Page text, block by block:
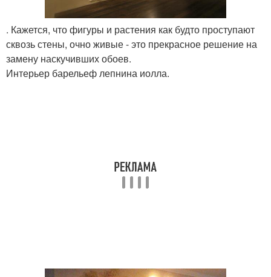
. Кажется, что фигуры и растения как будто проступают
сквозь стены, очно живые - это прекрасное решение на
замену наскучивших обоев.
Интерьер барельеф лепнина иолла.